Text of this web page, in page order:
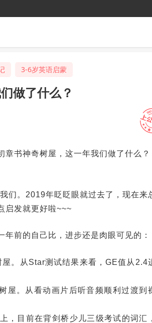
3-6岁英语启蒙
做了什么？
书神奇树屋，这一年我们做了什么？
们。2019年眨眨眼就过去了，现在来
启发就更好啦~~~
前的自己比，进步还是肉眼可见的：
。从Star测试结果来看，GE值从2.4
屋。从看动画片后听音频顺利过渡到
，目前在背剑桥少儿三级考试的词汇